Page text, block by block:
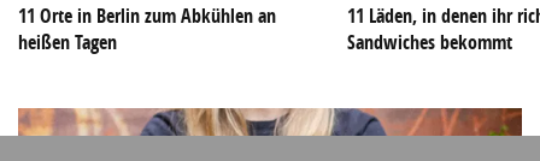
11 Orte in Berlin zum Abkühlen an
heißen Tagen
11 Läden, in denen ihr
Sandwiches bekommt